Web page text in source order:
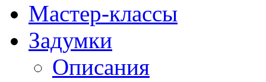
Мастер-классы
Задумки
Описания